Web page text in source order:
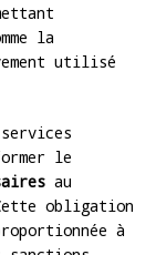
la
utilisé
le
au
obligation
à